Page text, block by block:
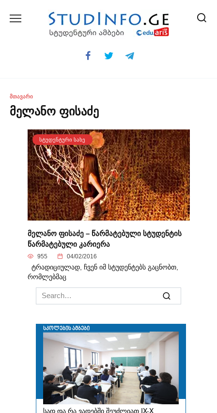
ᲛᲗᲐᲕᲐᲠᲘ
მელანო ფისაძე
ᲡᲢᲣᲓᲔᲜᲢᲣᲠᲘ ᲡᲐᲮᲔ
მელანო ფისაძე – წარმატებული სტუდენტის
წარმატებული კარიერა
955 04/02/2016
ტრადიციულად, ჩვენ იმ სტუდენტებს გაცნობთ,
რომლებმაც
Search
for: